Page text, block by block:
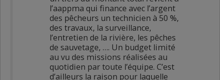
l’aappma qui finance avec l’argent
des pêcheurs un technicien à 50 %,
des travaux, la surveillance,
l’entretien de la rivière, les pêches
de sauvetage, …. Un budget limité
au vu des missions réalisées au
quotidien par toute l’équipe. C’est
d’ailleurs la raison pour laquelle